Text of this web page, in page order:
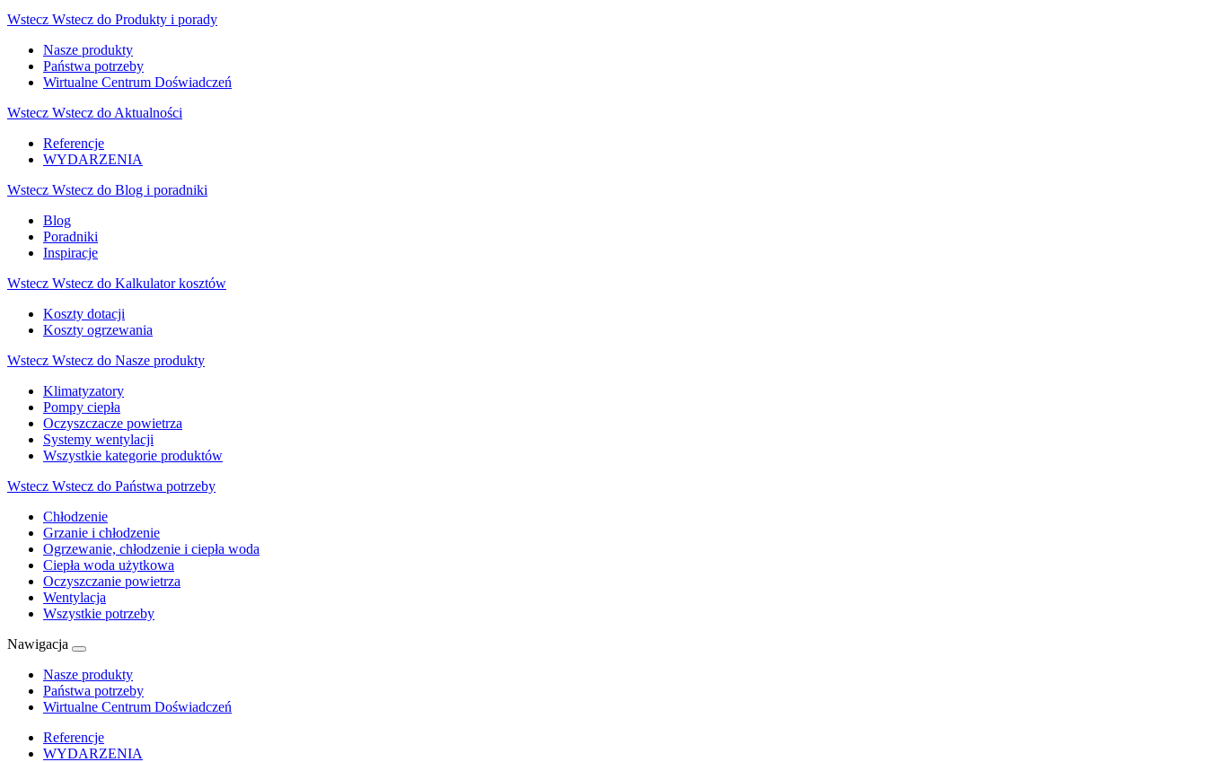
Wstecz Wstecz do Produkty i porady
Nasze produkty
Państwa potrzeby
Wirtualne Centrum Doświadczeń
Wstecz Wstecz do Aktualności
Referencje
WYDARZENIA
Wstecz Wstecz do Blog i poradniki
Blog
Poradniki
Inspiracje
Wstecz Wstecz do Kalkulator kosztów
Koszty dotacji
Koszty ogrzewania
Wstecz Wstecz do Nasze produkty
Klimatyzatory
Pompy ciepła
Oczyszczacze powietrza
Systemy wentylacji
Wszystkie kategorie produktów
Wstecz Wstecz do Państwa potrzeby
Chłodzenie
Grzanie i chłodzenie
Ogrzewanie, chłodzenie i ciepła woda
Ciepła woda użytkowa
Oczyszczanie powietrza
Wentylacja
Wszystkie potrzeby
Nawigacja
Nasze produkty
Państwa potrzeby
Wirtualne Centrum Doświadczeń
Referencje
WYDARZENIA